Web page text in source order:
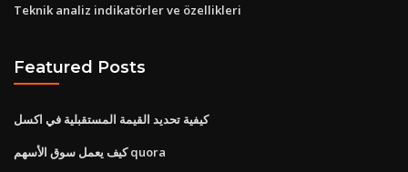
Teknik analiz indikatörler ve özellikleri
Featured Posts
كيفية تحديد القيمة المستقبلية في اكسل
كيف يعمل سوق الأسهم quora